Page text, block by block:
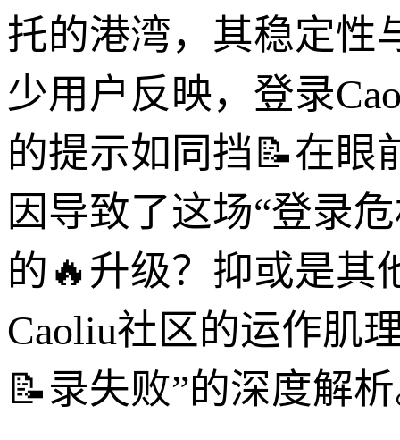
托的港湾，其稳定性
少用户反映，登录
的提示如同挡📝在眼
因导致了这场“登录
的🔥升级？抑或是其
Caoliu社区的运作肌
📝录失败”的深度解